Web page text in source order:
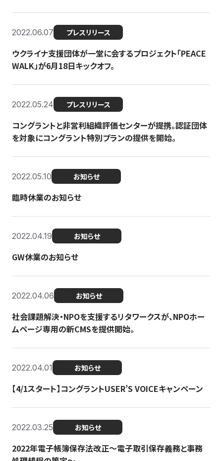
2022.06.07 プレスリリース
ウクライナ支援団体が一堂に会するプロジェクト「PEACE
WALK」が6月18日キックオフ。
2022.05.24 プレスリリース
コングラントと非営利組織評価センターが提携。認証団体
を対象にコングラント特別プランの提供を開始。
2022.05.10 お知らせ
臨時休業のお知らせ
2022.04.19 お知らせ
GW休業のお知らせ
2022.04.06 お知らせ
社会課題解決・NPOを支援するリタワークスが、NPOホー
ムページ専用の新CMSを提供開始。
2022.04.01 お知らせ
【4/1スタート】コングラントUSER’S VOICEキャンペーン
2022.03.25 お知らせ
2022年電子帳簿保存法改正～電子取引保存義務と事務